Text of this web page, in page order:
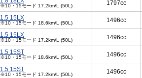
※10・15モード 17.2km/L (50L) 1797cc
1.5 15LX
※10・15モード 18.6km/L (50L) 1496cc
1.5 15LX
※10・15モード 17.2km/L (50L) 1496cc
1.5 15ST
※10・15モード 18.6km/L (50L) 1496cc
1.5 15ST
※10・15モード 17.2km/L (50L) 1496cc